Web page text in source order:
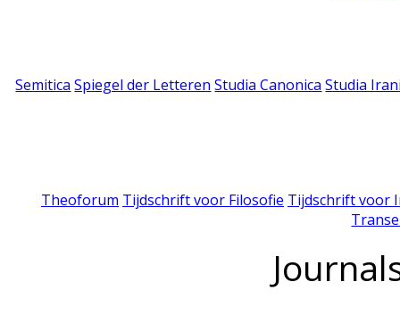
Semitica Spiegel der Letteren Studia Canonica Studia
Theoforum Tijdschrift voor Filosofie Tijdschrift voor